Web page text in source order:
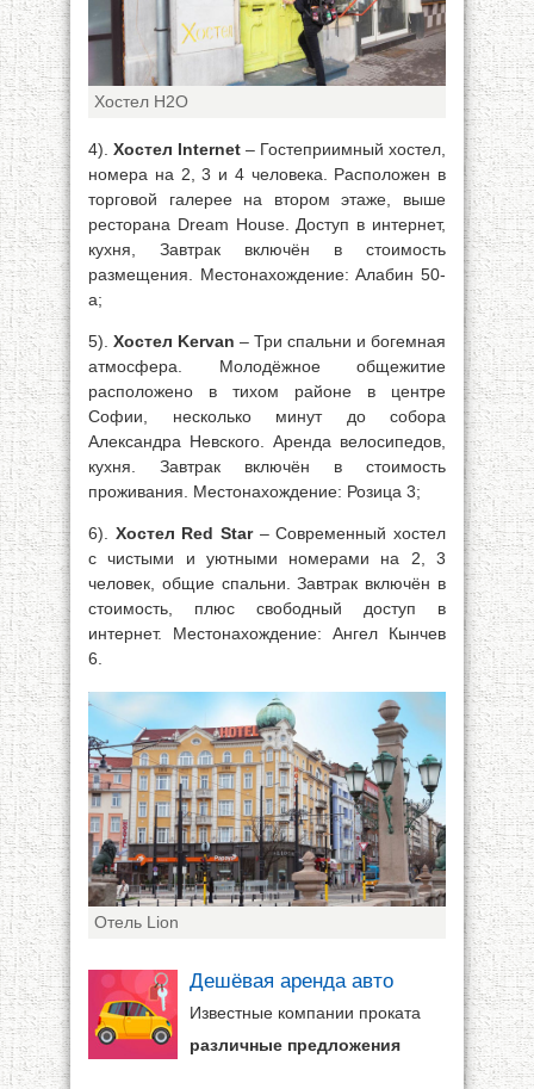
Хостел H2O
4). Хостел Internet – Гостеприимный хостел,
номера на 2, 3 и 4 человека. Расположен в
торговой галерее на втором этаже, выше
ресторана Dream House. Доступ в интернет,
кухня, Завтрак включён в стоимость
размещения. Местонахождение: Алабин 50-
а;
5). Хостел Kervan – Три спальни и богемная
атмосфера. Молодёжное общежитие
расположено в тихом районе в центре
Софии, несколько минут до собора
Александра Невского. Аренда велосипедов,
кухня. Завтрак включён в стоимость
проживания. Местонахождение: Розица 3;
6). Хостел Red Star– Современный хостел
с чистыми и уютными номерами на 2, 3
человек, общие спальни. Завтрак включён в
стоимость, плюс свободный доступ в
интернет. Местонахождение: Ангел Кынчев
6.
Отель Lion
Дешёвая аренда авто
Известные компании проката
различные предложения